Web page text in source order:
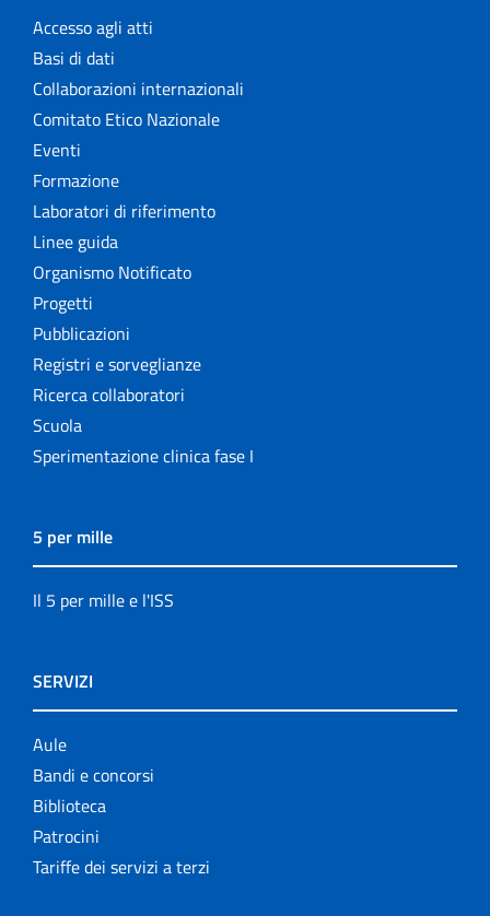
Accesso agli atti
Basi di dati
Collaborazioni internazionali
Comitato Etico Nazionale
Eventi
Formazione
Laboratori di riferimento
Linee guida
Organismo Notificato
Progetti
Pubblicazioni
Registri e sorveglianze
Ricerca collaboratori
Scuola
Sperimentazione clinica fase I
5 per mille
Il 5 per mille e l'ISS
SERVIZI
Aule
Bandi e concorsi
Biblioteca
Patrocini
Tariffe dei servizi a terzi